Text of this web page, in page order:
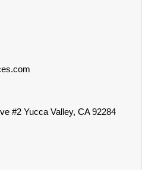
#2 Yucca Valley, CA 92284